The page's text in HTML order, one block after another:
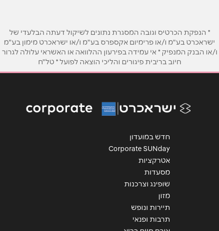
* הנפקת הכרטיס וגובה המסגרת נתונים לשיקול דעתה הבלעדי של
ישראכרט בע"מ ו/או פרימיום אקספרס בע"מ ו/או ישראכרט מימון בע"מ
ו/או הבנק המנפיק * אי עמידה בפירעון ההלוואה או האשראי עלולה לגרור
חיוב בריבית פיגורים והליכי הוצאה לפועל * טל"ח
חדש במועדון
Corporate SUNday
אטרקציות
מסעדות
שופינג וצרכנות
מזון
תיירות ונופש
תרבות ופנאי